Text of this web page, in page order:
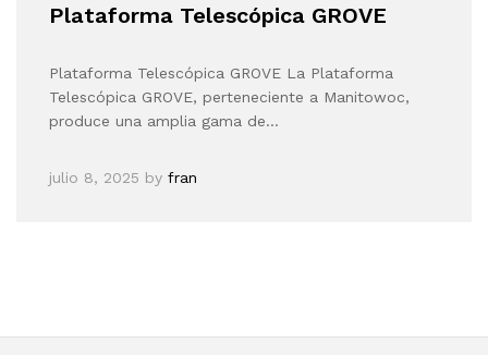
Plataforma Telescópica GROVE
Plataforma Telescópica GROVE La Plataforma
Telescópica GROVE, perteneciente a Manitowoc,
produce una amplia gama de…
julio 8, 2025 by fran